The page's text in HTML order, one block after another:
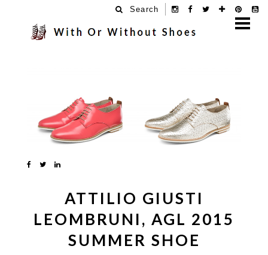
Search
ATTILIO GIUSTI
LEOMBRUNI, AGL 2015
SUMMER SHOE